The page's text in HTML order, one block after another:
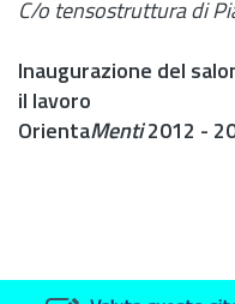
C/o tensostruttura di
Inaugurazione del
il lavoro
OrientaMenti2012 -